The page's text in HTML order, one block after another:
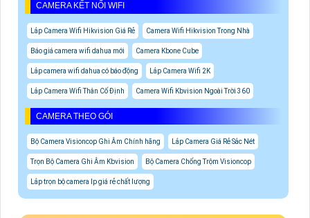
CAMERA KẾT NỐI WIFI
Lắp Camera Wifi Hikvision Giá Rẻ Camera Wifi Hikvision Trong Nhà
Báo giá camera wifi dahua mới Camera Kbone Cube
Lắp camera wifi dahua có báo động Lắp Camera Wifi 2K
Lắp Camera Wifi Thân Cố Định Camera Wifi Kbvision Ngoài Trời 360
CAMERA THEO GÓI
Bộ Camera Visioncop Ghi Âm Chính hãng Lắp Camera Giá Rẻ Sắc Nét
Trọn Bộ Camera Ghi Âm Kbvision Bộ Camera Chống Trộm Visioncop
Lắp trọn bộ camera Ip giá rẻ chất lượng